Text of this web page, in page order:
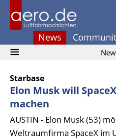
News
Starbase
Elon Musk will
machen
AUSTIN - Elon Musk (53)
Weltraumfirma SpaceX im